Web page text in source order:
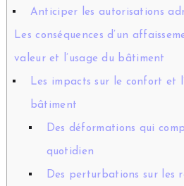
Anticiper les autorisations
Les conséquences d’un
valeur et l’usage du bâtiment
Les impacts sur le confort et
bâtiment
Des déformations qui
quotidien
Des perturbations sur les